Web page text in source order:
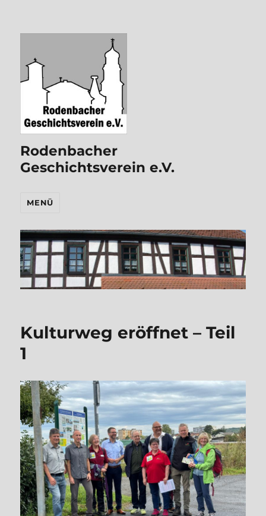
Rodenbacher
Geschichtsverein e.V.
MENÜ
Kulturweg eröffnet – Teil
1